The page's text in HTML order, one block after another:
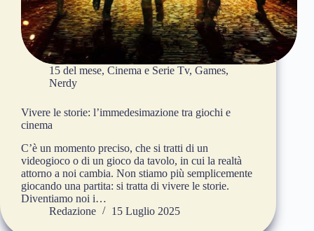
15 del mese, Cinema e Serie Tv, Games,
Nerdy
Vivere le storie: l’immedesimazione tra giochi e
cinema
C’è un momento preciso, che si tratti di un
videogioco o di un gioco da tavolo, in cui la realtà
attorno a noi cambia. Non stiamo più semplicemente
giocando una partita: si tratta di vivere le storie.
Diventiamo noi i…
Redazione
15 Luglio 2025